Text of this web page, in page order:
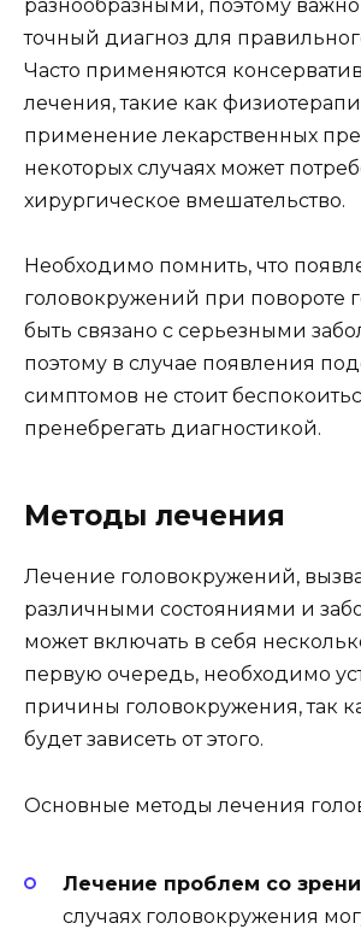
разнообразными, поэтому важно
точный диагноз для
Часто применяются
лечения, такие как
применение лекарственных
некоторых случаях может
хирургическое вмешательство.
Необходимо помнить, что
головокружений при повороте
быть связано с серьезными
поэтому в случае появления
симптомов не стоит
пренебрегать диагностикой.
Методы лечения
Лечение головокружений,
различными состояниями и
может включать в себя
первую очередь, необходимо
причины головокружения, так
будет зависеть от этого.
Основные методы лечения
Лечение проблем со
случаях головокружения